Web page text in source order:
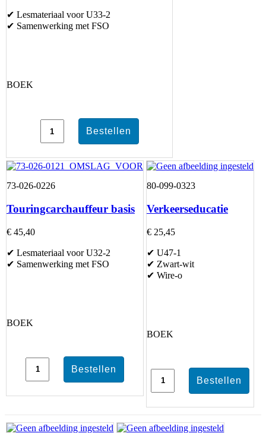
✔ Lesmateriaal voor U33-2
✔ Samenwerking met FSO
BOEK
73-026-0226
Touringcarchauffeur basis
€ 45,40
✔ Lesmateriaal voor U32-2
✔ Samenwerking met FSO
BOEK
80-099-0323
Verkeerseducatie
€ 25,45
✔ U47-1
✔ Zwart-wit
✔ Wire-o
BOEK